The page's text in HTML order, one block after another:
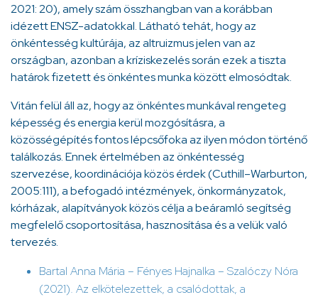
2021: 20), amely szám összhangban van a korábban
idézett ENSZ-adatokkal. Látható tehát, hogy az
önkéntesség kultúrája, az altruizmus jelen van az
országban, azonban a kríziskezelés során ezek a tiszta
határok fizetett és önkéntes munka között elmosódtak.
Vitán felül áll az, hogy az önkéntes munkával rengeteg
képesség és energia kerül mozgósításra, a
közösségépítés fontos lépcsőfoka az ilyen módon történő
találkozás. Ennek értelmében az önkéntesség
szervezése, koordinációja közös érdek (Cuthill–Warburton,
2005:111), a befogadó intézmények, önkormányzatok,
kórházak, alapítványok közös célja a beáramló segítség
megfelelő csoportosítása, hasznosítása és a velük való
tervezés.
Bartal Anna Mária – Fényes Hajnalka – Szalóczy Nóra
(2021). Az elkötelezettek, a csalódottak, a